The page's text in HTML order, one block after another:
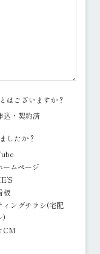
はございますか？
・契約済
したか？
ームページ
板
ィングチラシ(宅配
)
CM